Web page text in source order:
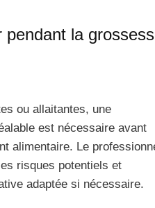
pendant la
ou allaitantes, une
est nécessaire avant
alimentaire. Le
risques potentiels et
adaptée si nécessaire.